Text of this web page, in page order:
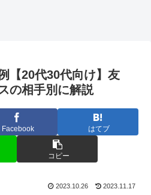
【20代30代向け】友
の相手別に解説
Facebook はてブ
コピー
2023.10.26 2023.11.17